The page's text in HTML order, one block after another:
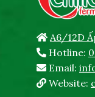
A6/12D
Hotline:
Email:
Website: